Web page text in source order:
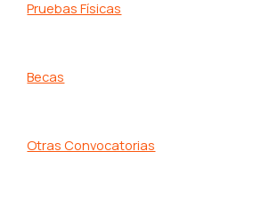
Pruebas Físicas
Becas
Otras Convocatorias